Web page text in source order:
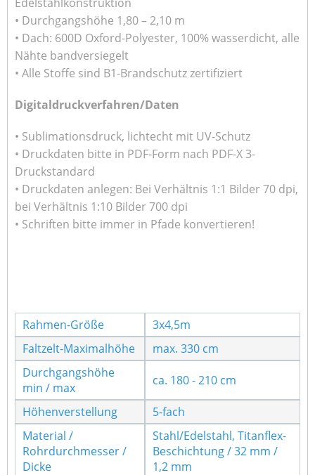
• Durchgangshöhe 1,80 – 2,10 m
• Dach: 600D Oxford-Polyester, 100% wasserdicht, alle
Nähte bandversiegelt
• Alle Stoffe sind B1-Brandschutz zertifiziert
Digitaldruckverfahren/Daten
• Sublimationsdruck, lichtecht mit UV-Schutz
• Druckdaten bitte in PDF-Form nach PDF-X 3-
Druckstandard
• Druckdaten anlegen: Bei Verhältnis 1:1 Bilder 70 dpi,
bei Verhältnis 1:10 Bilder 700 dpi
• Schriften bitte immer in Pfade konvertieren!
Rahmen-Größe
3x4,5m
Faltzelt-Maximalhöhe
max. 330 cm
Durchgangshöhe
min / max
ca. 180 - 210 cm
Höhenverstellung
5-fach
Material /
Rohrdurchmesser /
Dicke
Stahl/Edelstahl, Titanflex-
Beschichtung / 32 mm /
1,2 mm